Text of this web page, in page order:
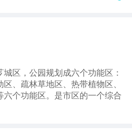
区，公园规划成六个功能区：
、疏林草地区、热带植物区、
六个功能区。是市区的一个综合